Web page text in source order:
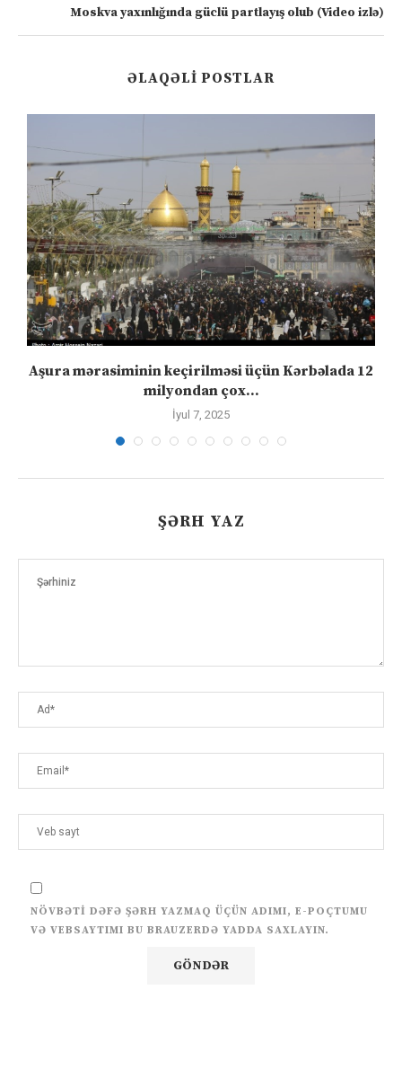
Moskva yaxınlığında güclü partlayış olub (Video izlə)
ƏLAQƏLI POSTLAR
Aşura mərasiminin keçirilməsi üçün Kərbəlada 12
milyondan çox...
İyul 7, 2025
ŞƏRH YAZ
NÖVBƏTI DƏFƏ ŞƏRH YAZMAQ ÜÇÜN ADIMI, E-POÇTUMU
VƏ VEBSAYTIMI BU BRAUZERDƏ YADDA SAXLAYIN.